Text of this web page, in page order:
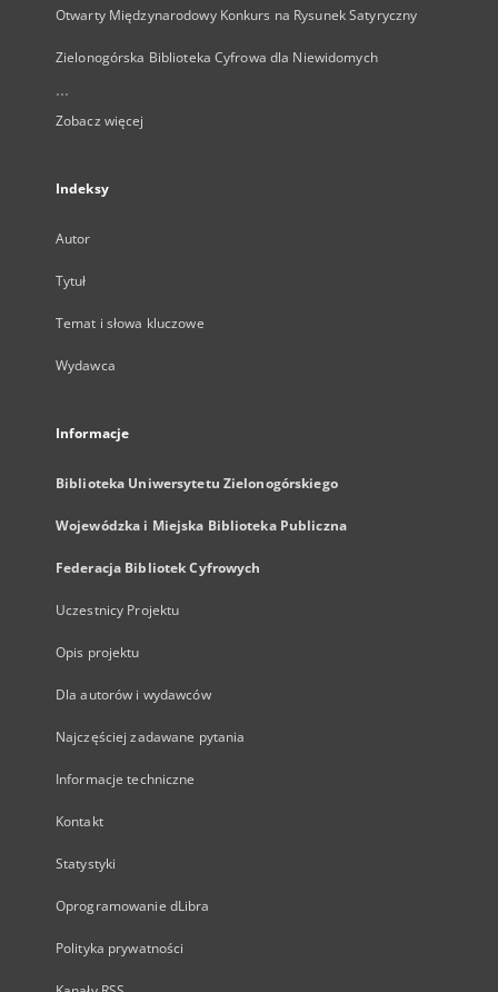
Otwarty Międzynarodowy Konkurs na Rysunek Satyryczny
Zielonogórska Biblioteka Cyfrowa dla Niewidomych
...
Zobacz więcej
Indeksy
Autor
Tytuł
Temat i słowa kluczowe
Wydawca
Informacje
Biblioteka Uniwersytetu Zielonogórskiego
Wojewódzka i Miejska Biblioteka Publiczna
Federacja Bibliotek Cyfrowych
Uczestnicy Projektu
Opis projektu
Dla autorów i wydawców
Najczęściej zadawane pytania
Informacje techniczne
Kontakt
Statystyki
Oprogramowanie dLibra
Polityka prywatności